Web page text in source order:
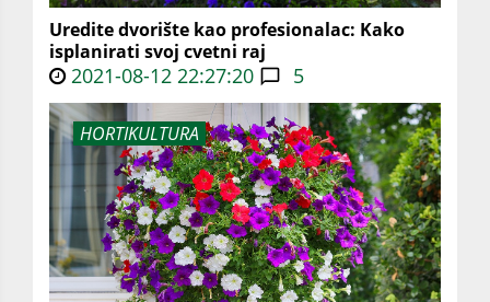
Uredite dvorište kao profesionalac: Kako
isplanirati svoj cvetni raj
2021-08-12 22:27:20 5
HORTIKULTURA